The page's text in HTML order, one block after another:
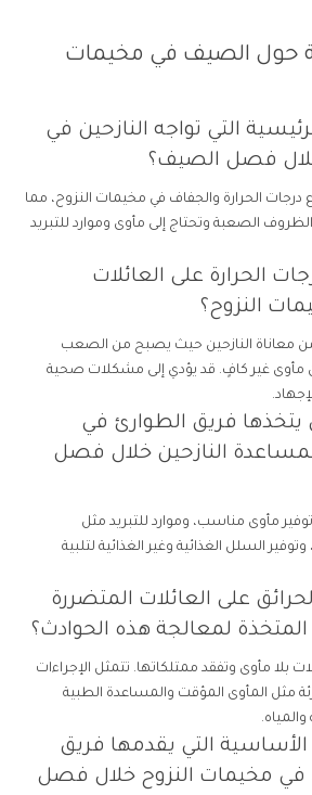
حول الصيف في مخيمات
التي تواجه النازحين في
فصل الصيف؟
درجات الحرارة والجفاف في مخيمات النزوح، مما
الصعبة وتحتاج إلى مأوى وموارد للتبريد
الحرارة على العائلات
النزوح؟
من معاناة النازحين حيث يصبح من الصعب
مأوى غير كافٍ. قد يؤدي إلى مشكلات صحية
يتخذها فريق الطوارئ في
النازحين خلال فصل
مأوى مناسب، وموارد للتبريد مثل
وتوفير السلل الغذائية وغير الغذائية لتلبية
على العائلات المتضررة
المتخذة لمعالجة هذه الحوادث؟
بلا مأوى وتفقد ممتلكاتها. تتمثل الإجراءات
مثل المأوى المؤقت والمساعدة الطبية
والمياه.
الأساسية التي يقدمها فريق
في مخيمات النزوح خلال فصل